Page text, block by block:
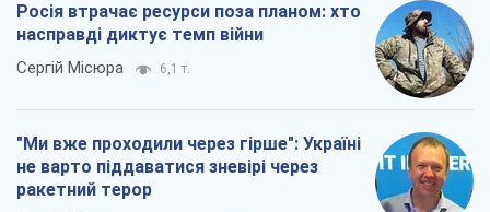
Росія втрачає ресурси поза планом: хто
насправді диктує темп війни
Сергій Місюра 6,1 т.
"Ми вже проходили через гірше": Україні
не варто піддаватися зневірі через
ракетний терор